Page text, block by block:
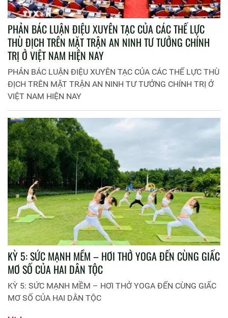
PHẢN BÁC LUẬN ĐIỆU XUYÊN TẠC CỦA CÁC THẾ LỰC
THÙ ĐỊCH TRÊN MẶT TRẬN AN NINH TƯ TƯỞNG CHÍNH
TRỊ Ở VIỆT NAM HIỆN NAY
PHẢN BÁC LUẬN ĐIỆU XUYÊN TẠC CỦA CÁC THẾ LỰC THÙ
ĐỊCH TRÊN MẶT TRẬN AN NINH TƯ TƯỞNG CHÍNH TRỊ Ở
VIỆT NAM HIỆN NAY
KỲ 5: SỨC MẠNH MỀM – HƠI THỞ YOGA ĐẾN CÙNG GIẤC
MƠ SỐ CỦA HAI DÂN TỘC
KỲ 5: SỨC MẠNH MỀM – HƠI THỞ YOGA ĐẾN CÙNG GIẤC
MƠ SỐ CỦA HAI DÂN TỘC